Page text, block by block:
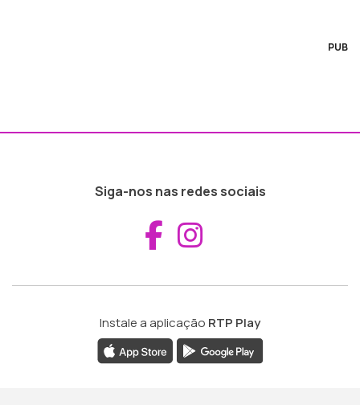
PUB
Siga-nos nas redes sociais
Aceder ao
Instale a aplicação RTP Play